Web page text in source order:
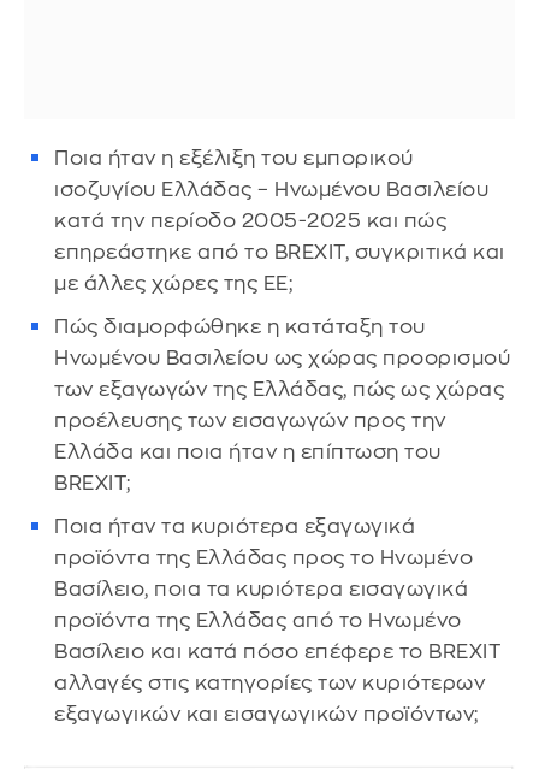
Ποια ήταν η εξέλιξη του εμπορικού
ισοζυγίου Ελλάδας – Ηνωμένου Βασιλείου
κατά την περίοδο 2005-2025 και πώς
επηρεάστηκε από το BREXIT, συγκριτικά και
με άλλες χώρες της ΕΕ;
Πώς διαμορφώθηκε η κατάταξη του
Ηνωμένου Βασιλείου ως χώρας προορισμού
των εξαγωγών της Ελλάδας, πώς ως χώρας
προέλευσης των εισαγωγών προς την
Ελλάδα και ποια ήταν η επίπτωση του
BREXIT;
Ποια ήταν τα κυριότερα εξαγωγικά
προϊόντα της Ελλάδας προς το Ηνωμένο
Βασίλειο, ποια τα κυριότερα εισαγωγικά
προϊόντα της Ελλάδας από το Ηνωμένο
Βασίλειο και κατά πόσο επέφερε το BREXIT
αλλαγές στις κατηγορίες των κυριότερων
εξαγωγικών και εισαγωγικών προϊόντων;